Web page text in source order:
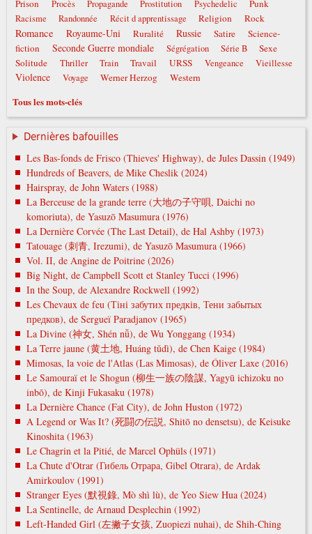
Prison Procès Propagande Prostitution Psychedelic Punk
Racisme Randonnée Récit d apprentissage Religion Rock
Romance Royaume-Uni Ruralité Russie Satire
Science-
fiction
Seconde Guerre mondiale Ségrégation Série B
Sexe
Solitude
Thriller Train Travail URSS Vengeance Vieillesse
Violence Voyage Werner Herzog Western
Tous les mots-clés
Dernières bafouilles
Les Bas-fonds de Frisco (Thieves' Highway), de Jules Dassin (1949)
Hundreds of Beavers, de Mike Cheslik (2024)
Hairspray, de John Waters (1988)
La Berceuse de la grande terre (大地の子守唄, Daichi no
komoriuta), de Yasuzō Masumura (1976)
La Dernière Corvée (The Last Detail), de Hal Ashby (1973)
Tatouage (刺青, Irezumi), de Yasuzō Masumura (1966)
Vol. II, de Angine de Poitrine (2026)
Big Night, de Campbell Scott et Stanley Tucci (1996)
In the Soup, de Alexandre Rockwell (1992)
Les Chevaux de feu (Тіні забутих предків, Тени забытых
предков), de Sergueï Paradjanov (1965)
La Divine (神女, Shén nǚ), de Wu Yonggang (1934)
La Terre jaune (黄土地, Huáng tǔdì), de Chen Kaige (1984)
Mimosas, la voie de l'Atlas (Las Mimosas), de Óliver Laxe (2016)
Le Samouraï et le Shogun (柳生一族の陰謀, Yagyū ichizoku no
inbō), de Kinji Fukasaku (1978)
La Dernière Chance (Fat City), de John Huston (1972)
A Legend or Was It? (死闘の伝説, Shitō no densetsu), de Keisuke
Kinoshita (1963)
Le Chagrin et la Pitié, de Marcel Ophüls (1971)
La Chute d'Otrar (Гибель Отрара, Gibel Otrara), de Ardak
Amirkoulov (1991)
Stranger Eyes (默視錄, Mò shì lù), de Yeo Siew Hua (2024)
La Sentinelle, de Arnaud Desplechin (1992)
Left-Handed Girl (左撇子女孩, Zuopiezi nuhai), de Shih-Ching